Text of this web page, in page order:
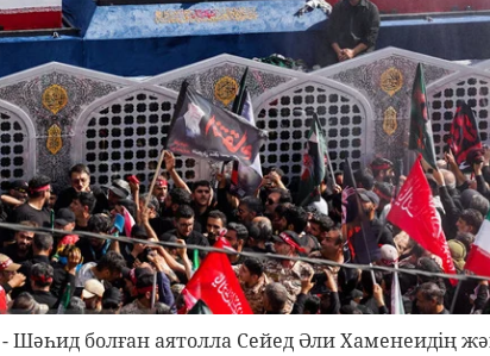
- Шәһид болған аятолла Сейед Әли Хаменеидің